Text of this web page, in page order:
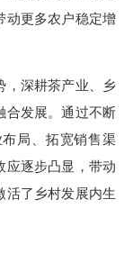
动更多农户稳定增
深耕茶产业、乡
合发展。通过不断
局、拓宽销售渠
应逐步凸显，带动
活了乡村发展内生